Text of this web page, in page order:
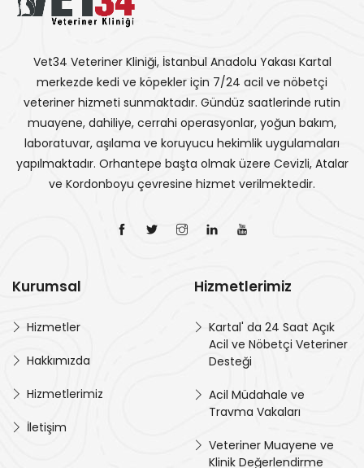
Vet34 Veteriner Kliniği, İstanbul Anadolu Yakası Kartal
merkezde kedi ve köpekler için 7/24 acil ve nöbetçi
veteriner hizmeti sunmaktadır. Gündüz saatlerinde rutin
muayene, dahiliye, cerrahi operasyonlar, yoğun bakım,
laboratuvar, aşılama ve koruyucu hekimlik uygulamaları
yapılmaktadır. Orhantepe başta olmak üzere Cevizli, Atalar
ve Kordonboyu çevresine hizmet verilmektedir.
Kurumsal
Hizmetler
Hakkımızda
Hizmetlerimiz
İletişim
Hizmetlerimiz
Kartal' da 24 Saat Açık
Acil ve Nöbetçi Veteriner
Desteği
Acil Müdahale ve
Travma Vakaları
Veteriner Muayene ve
Klinik Değerlendirme